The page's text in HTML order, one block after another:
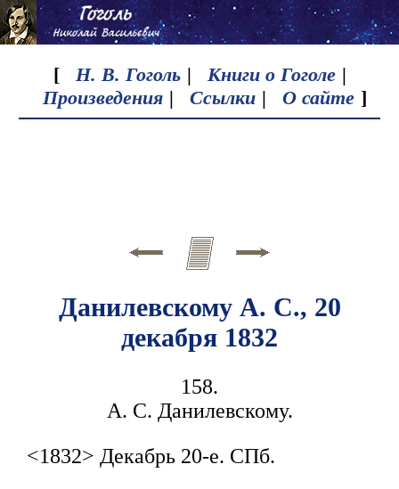
[ Н. В. Гоголь | Книги о Гоголе |
Произведения | Ссылки | О сайте ]
Данилевскому А. С., 20
декабря 1832
158.
А. С. Данилевскому.
<1832> Декабрь 20-е. СПб.